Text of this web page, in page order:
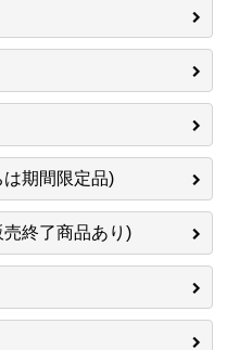
期間限定品)
終了商品あり)